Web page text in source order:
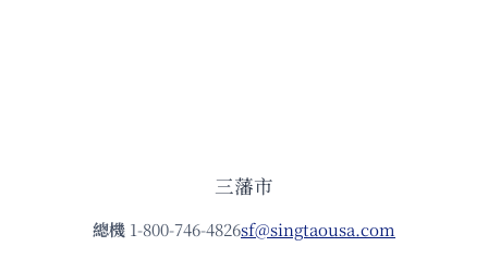
三藩市
總機 1-800-746-4826sf@singtaousa.com